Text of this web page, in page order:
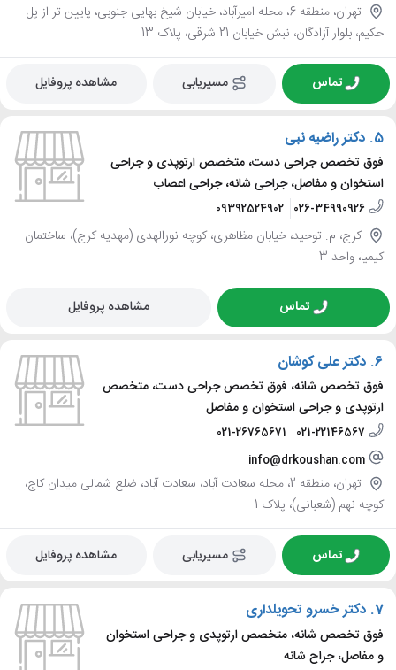
تهران، منطقه 6، محله امیرآباد، خیابان شیخ بهایی جنوبی، پایین تر از پل
حکیم، بلوار آزادگان، نبش خیابان 21 شرقی، پلاک 13
تماس مسیریابی مشاهده پروفایل
5. دکتر راضیه نبی
فوق تخصص جراحی دست، متخصص ارتوپدی و جراحی
استخوان و مفاصل، جراحی شانه، جراحی اعصاب
026-34990926
09392524902
کرج، م. توحید، خیابان مظاهری، کوچه نورالهدی (مهدیه کرج)، ساختمان
کیمیا، واحد 3
تماس مشاهده پروفایل
6. دکتر علی کوشان
فوق تخصص شانه، فوق تخصص جراحی دست، متخصص
ارتوپدی و جراحی استخوان و مفاصل
021-22146567
021-26765671
info@drkoushan.com
تهران، منطقه 2، محله سعادت آباد، سعادت آباد، ضلع شمالی میدان کاج،
کوچه نهم (شعبانی)، پلاک 1
تماس مسیریابی مشاهده پروفایل
7. دکتر خسرو تحویلداری
فوق تخصص شانه، متخصص ارتوپدی و جراحی استخوان
و مفاصل، جراح شانه